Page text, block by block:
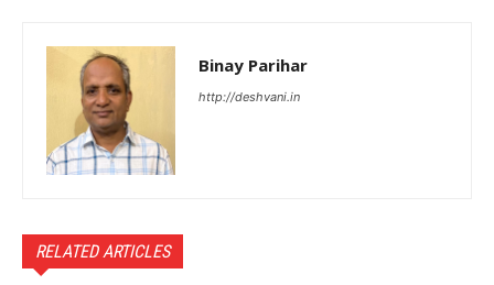
Binay Parihar
http://deshvani.in
RELATED ARTICLES